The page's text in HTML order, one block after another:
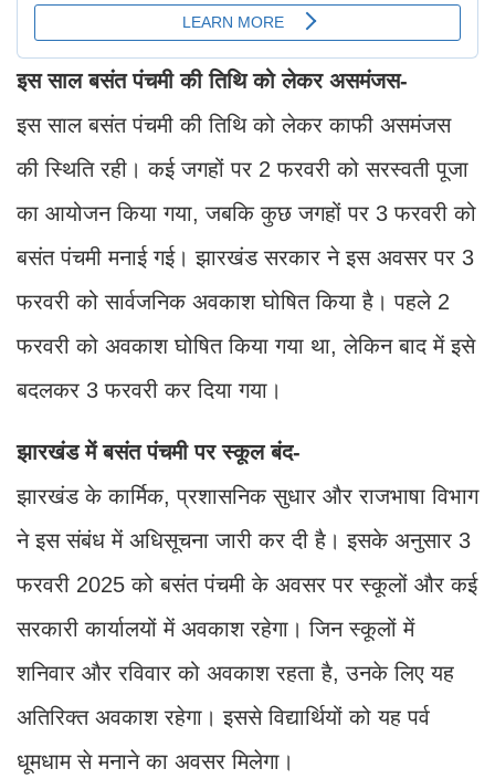
इस साल बसंत पंचमी की तिथि को लेकर असमंजस-
इस साल बसंत पंचमी की तिथि को लेकर काफी असमंजस
की स्थिति रही। कई जगहों पर 2 फरवरी को सरस्वती पूजा
का आयोजन किया गया, जबकि कुछ जगहों पर 3 फरवरी को
बसंत पंचमी मनाई गई। झारखंड सरकार ने इस अवसर पर 3
फरवरी को सार्वजनिक अवकाश घोषित किया है। पहले 2
फरवरी को अवकाश घोषित किया गया था, लेकिन बाद में इसे
बदलकर 3 फरवरी कर दिया गया।
झारखंड में बसंत पंचमी पर स्कूल बंद-
झारखंड के कार्मिक, प्रशासनिक सुधार और राजभाषा विभाग
ने इस संबंध में अधिसूचना जारी कर दी है। इसके अनुसार 3
फरवरी 2025 को बसंत पंचमी के अवसर पर स्कूलों और कई
सरकारी कार्यालयों में अवकाश रहेगा। जिन स्कूलों में
शनिवार और रविवार को अवकाश रहता है, उनके लिए यह
अतिरिक्त अवकाश रहेगा। इससे विद्यार्थियों को यह पर्व
धूमधाम से मनाने का अवसर मिलेगा।